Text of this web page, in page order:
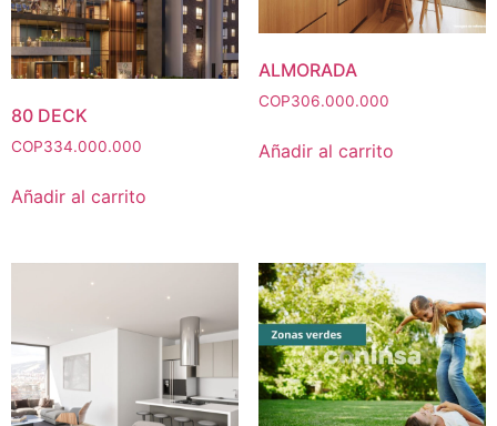
80 DECK
COP334.000.000
Añadir al carrito
ALMORADA
COP306.000.000
Añadir al carrito